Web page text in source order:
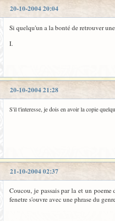
20-10-2004 20:04
Si quelqu'un a la bonté de retrouver
I.
20-10-2004 21:28
S'il t'interesse, je dois en avoir la copie
21-10-2004 02:37
Coucou, je passais par la et un
fenetre s'ouvre avec une phrase du